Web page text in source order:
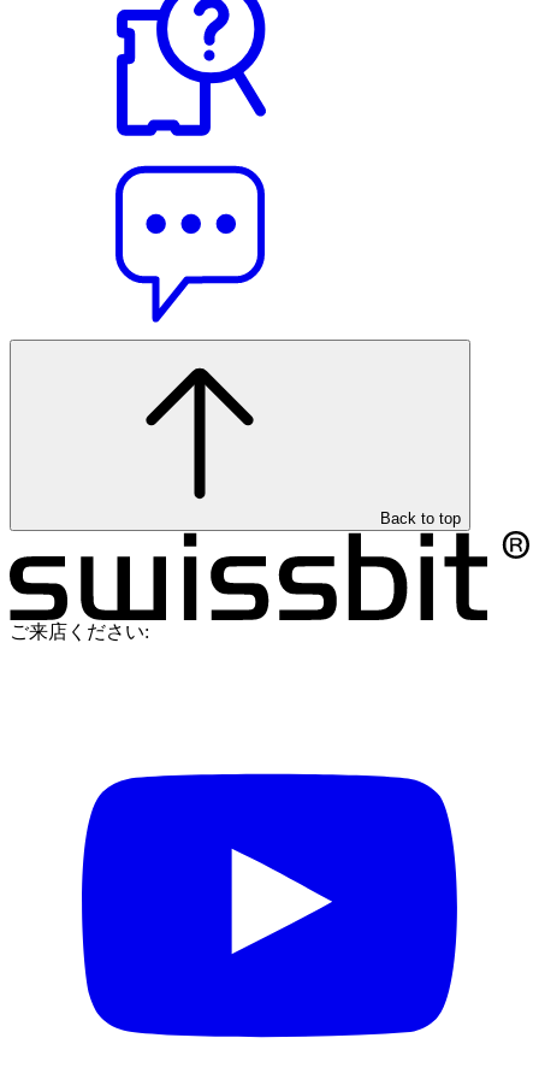
Back to top
ご来店ください: